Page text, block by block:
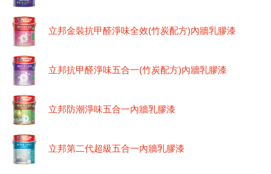
立邦金裝抗甲醛淨味全效(竹炭配方)內牆乳膠漆
立邦抗甲醛淨味五合一(竹炭配方)內牆乳膠漆
立邦防潮淨味五合一內牆乳膠漆
立邦第二代超級五合一內牆乳膠漆